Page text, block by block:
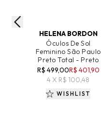
HELENA BORDON
Óculos De Sol
Feminino São Paulo
Preto Total - Preto
R$ 499,00R$ 401,90
4 X R$ 100,48
WISHLIST